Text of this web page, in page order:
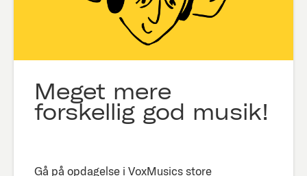
Meget mere
forskellig god musik!
Gå på opdagelse i VoxMusics store